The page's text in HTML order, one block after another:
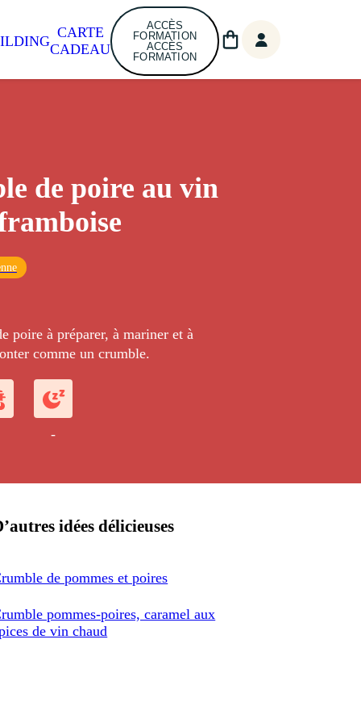
CARTE
CADEAU
ACCÈS
FORMATION
ACCÈS
FORMATION
de poire au vin
poire à préparer, à mariner et à
comme un crumble.
-
idées délicieuses
de pommes et poires
pommes-poires, caramel aux
de vin chaud